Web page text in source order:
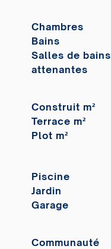
Chambres
Bains
Salles de bains
attenantes
Construit m²
Terrace m²
Plot m²
Piscine
Jardin
Garage
Communauté